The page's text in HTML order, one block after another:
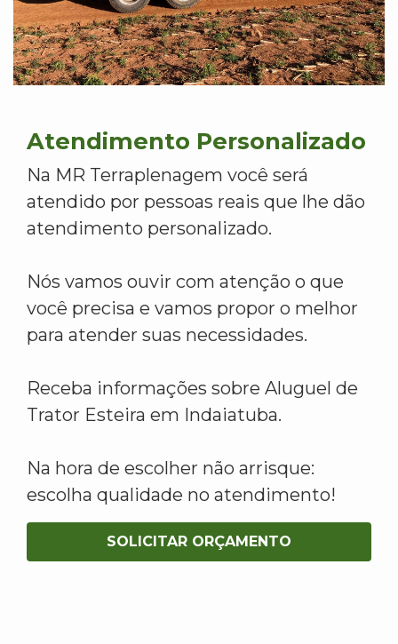
Atendimento Personalizado
Na MR Terraplenagem você será
atendido por pessoas reais que lhe dão
atendimento personalizado.
Nós vamos ouvir com atenção o que
você precisa e vamos propor o melhor
para atender suas necessidades.
Receba informações sobre Aluguel de
Trator Esteira em Indaiatuba.
Na hora de escolher não arrisque:
escolha qualidade no atendimento!
SOLICITAR ORÇAMENTO